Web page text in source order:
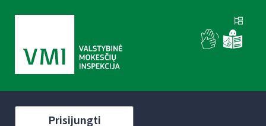
Prisijungti